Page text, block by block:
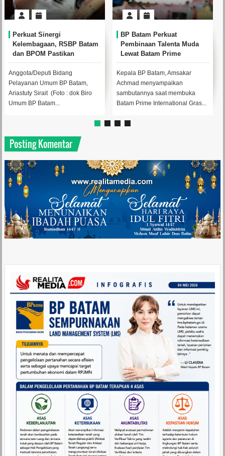
Perkuat Sinergi
Kelembagaan, RSBP Batam
dan BPOM Pastikan
Pelayanan dan Ketersediaan
Obat Aman
Anggota/Deputi Bidang
Pelayanan Umum BP Batam,
Ariastuty Sirait (Foto : dok Biro
Umum BP Batam...
BP Batam Perkuat
Pembinaan Talenta Muda
Lewat Batam Prime
International Grassroot
Football Festival 2026
Kepala BP Batam, Amsakar
Achmad menyampaikan
sambutannya saat membuka
Batam Prime International Gras...
Posting Komentar